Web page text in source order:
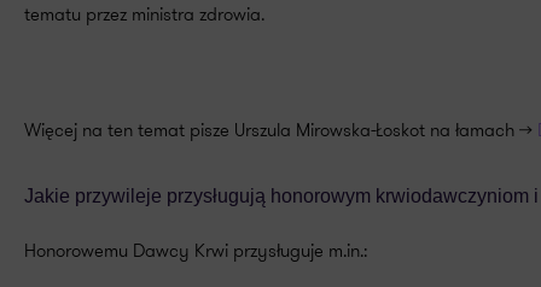
tematu przez ministra zdrowia.
Więcej na ten temat pisze Urszula Mirowska-Łoskot na łamach >>
Jakie przywileje przysługują honorowym krwiodawczyniom
Honorowemu Dawcy Krwi przysługuje m.in.: